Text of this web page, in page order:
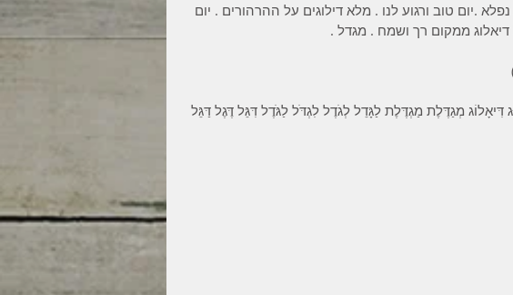
.יום טוב ורגוע לנו . מלא דילוגים על ההרהורים . יום
דיאלוג ממקום רך ושמח . מגדל .
מְגַדֶּלֶת מַגְדֶּלֶת לַגָּדֵל לְגֹדֶל לִגְדֹּל לַגֹּדֶל דִּגֵּל דֶּגֶל דַּגֵּל